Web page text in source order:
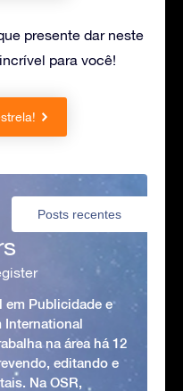
presente dar neste
para você!
Posts recentes
em Publicidade e
International
na área há 12
editando e
Na OSR,